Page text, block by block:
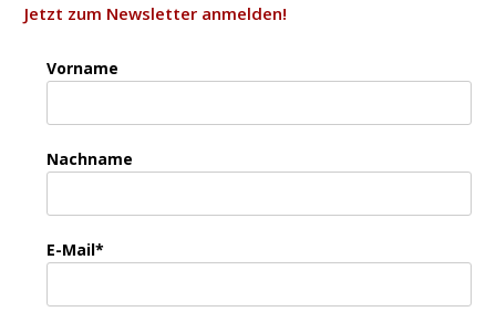
Jetzt zum Newsletter anmelden!
Vorname
Nachname
E-Mail*